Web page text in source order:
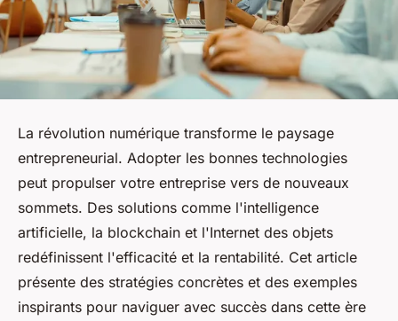
La révolution numérique transforme le paysage
entrepreneurial. Adopter les bonnes technologies
peut propulser votre entreprise vers de nouveaux
sommets. Des solutions comme l'intelligence
artificielle, la blockchain et l'Internet des objets
redéfinissent l'efficacité et la rentabilité. Cet article
présente des stratégies concrètes et des exemples
inspirants pour naviguer avec succès dans cette ère